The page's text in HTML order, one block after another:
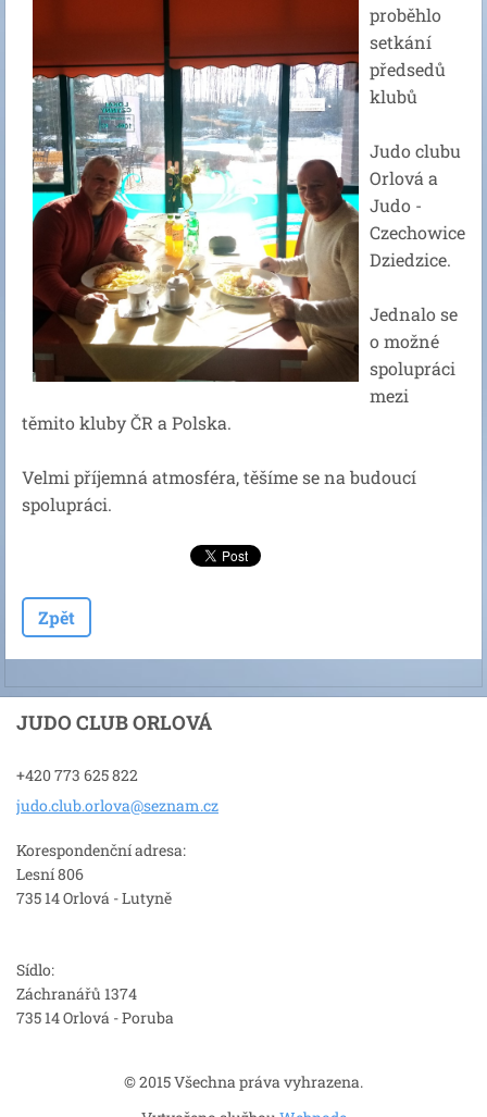
proběhlo
setkání
předsedů
klubů
Judo clubu
Orlová a
Judo -
Czechowice
Dziedzice.
Jednalo se
o možné
spolupráci
mezi
těmito kluby ČR a Polska.
Velmi příjemná atmosféra, těšíme se na budoucí
spolupráci.
Zpět
JUDO CLUB ORLOVÁ
+420 773 625 822
judo.club.orlova@seznam.cz
Korespondenční adresa:
Lesní 806
735 14 Orlová - Lutyně
Sídlo:
Záchranářů 1374
735 14 Orlová - Poruba
© 2015 Všechna práva vyhrazena.